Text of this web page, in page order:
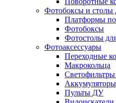
Фотобоксы и столы
Платформы
Фотобоксы
Фотостолы
Фотоаксессуары
Переходные
Макрокольца
Светофильтры
Аккумуляторы
Пульты ДУ